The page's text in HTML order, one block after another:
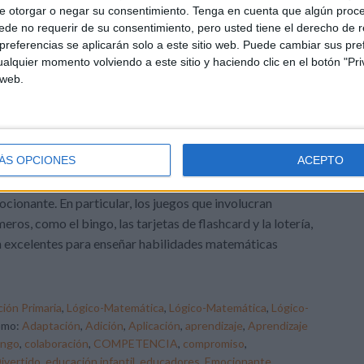
otorgar o negar su consentimiento. Tenga en cuenta que algún
no requerir de su consentimiento, pero usted tiene el derecho de
se aplicarán solo a este sitio web. Puede cambiar sus
momento volviendo a este sitio y haciendo clic en el botón
OPCIONES ACEPTO
DEJA UN COMENTARIO
y aprender los números
juegos son una herramienta muy poderosa en la
infantil y el primer ciclo de primaria, ya que
a los niños aprender de manera divertida y
En particular, los juegos que involucran
como el bingo, las tarjetas de flashcard y la lotería,
excelentes para enseñar habilidades matemáticas
Primaria, Lógico-Matemática, Lógico-Matemática, Lógico-
Adaptación, Adición, Aplicación, aprendizaje, Aprendizaje
, colaboración, COMPETENCIA, compromiso,
educación infantil educadores Emocionante